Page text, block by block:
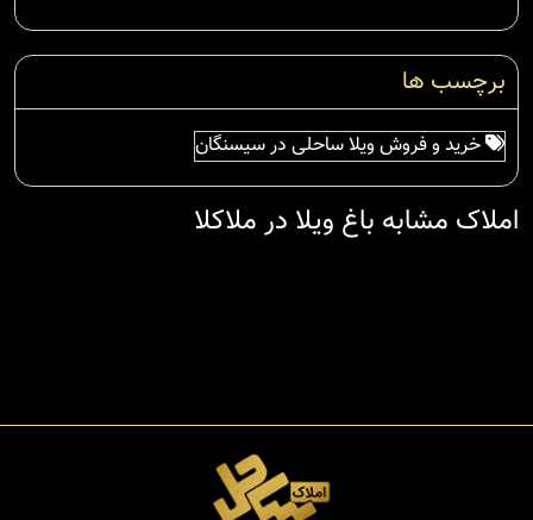
برچسب ها
خرید و فروش ویلا ساحلی در سیسنگان
املاک مشابه باغ ویلا در ملاکلا